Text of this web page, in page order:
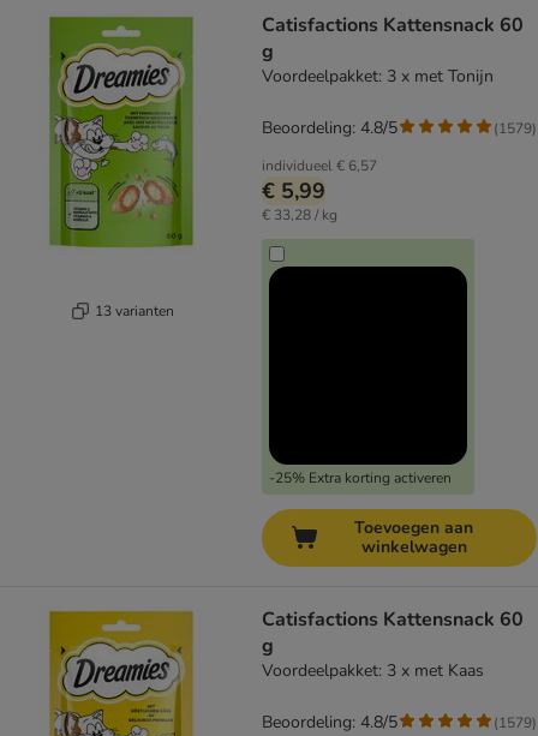
13 varianten
Catisfactions Kattensnack 60
g
Voordeelpakket: 3 x met Tonijn
individueel€ 6,57
€ 5,99
€ 33,28 / kg
-25% Extra korting activeren
Beoordeling: 4.8/5 (1579)
Toevoegen aan
winkelwagen
Catisfactions Kattensnack 60
g
Voordeelpakket: 3 x met Kaas
Beoordeling: 4.8/5 (1579)